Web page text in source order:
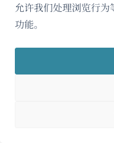
允许我们处理浏览行
功能。
不限
增加 DeepL 机器翻